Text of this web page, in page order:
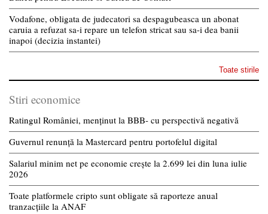
Vodafone, obligata de judecatori sa despagubeasca un abonat
caruia a refuzat sa-i repare un telefon stricat sau sa-i dea banii
inapoi (decizia instantei)
Toate stirile
Stiri economice
Ratingul României, menținut la BBB- cu perspectivă negativă
Guvernul renunță la Mastercard pentru portofelul digital
Salariul minim net pe economie crește la 2.699 lei din luna iulie
2026
Toate platformele cripto sunt obligate să raporteze anual
tranzacțiile la ANAF